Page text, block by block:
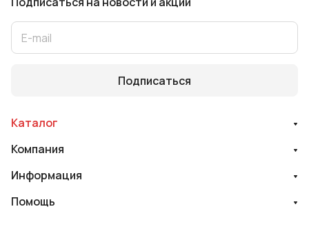
Подписаться
Каталог
Компания
Информация
Помощь